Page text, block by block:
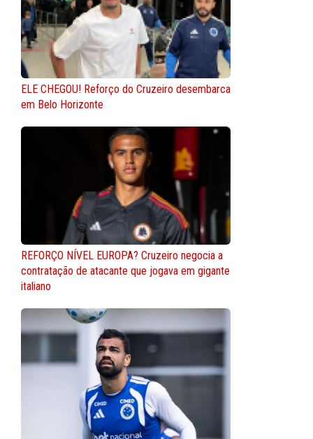
ELE CHEGOU! Reforço do Cruzeiro desembarca
em Belo Horizonte
REFORÇO NÍVEL EUROPA? Cruzeiro negocia a
contratação de atacante que jogava em gigante
italiano